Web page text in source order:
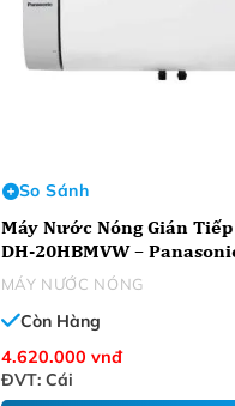
MÁY NƯỚC NÓNG
Máy Nước Nóng Gián
DH-20HBMVW –
So Sánh
Còn Hàng
4.620.000 vnđ
ĐVT: Cái